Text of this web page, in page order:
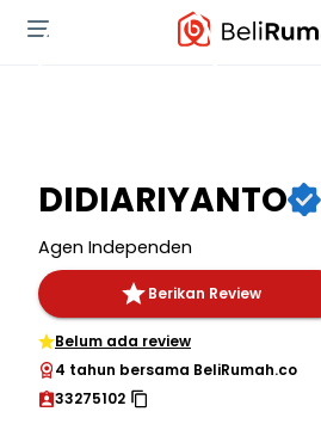
DIDIARIYANTO
Agen Independen
Berikan Review
Belum ada review
4 tahun bersama BeliRumah.co
33275102